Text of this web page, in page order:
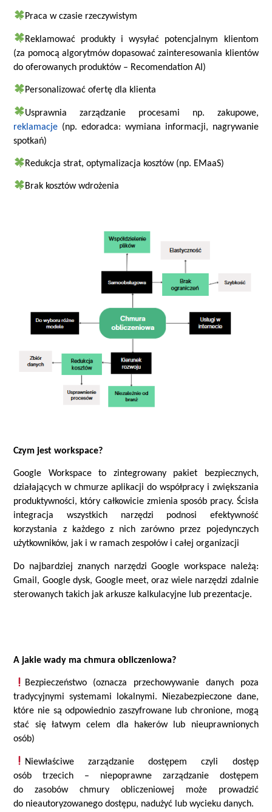
Praca w czasie rzeczywistym
Reklamować produkty i wysyłać potencjalnym klientom
(za pomocą algorytmów dopasować zainteresowania klientów
do oferowanych produktów – Recomendation AI)
Personalizować ofertę dla klienta
Usprawnia zarządzanie procesami np. zakupowe,
reklamacje (np. edoradca: wymiana informacji, nagrywanie
spotkań)
Redukcja strat, optymalizacja kosztów (np. EMaaS)
Brak kosztów wdrożenia
Czym jest workspace?
Google Workspace to zintegrowany pakiet bezpiecznych,
działających w chmurze aplikacji do współpracy i zwiększania
produktywności, który całkowicie zmienia sposób pracy. Ścisła
integracja wszystkich narzędzi podnosi efektywność
korzystania z każdego z nich zarówno przez pojedynczych
użytkowników, jak i w ramach zespołów i całej organizacji
Do najbardziej znanych narzędzi Google workspace należą:
Gmail, Google dysk, Google meet, oraz wiele narzędzi zdalnie
sterowanych takich jak arkusze kalkulacyjne lub prezentacje.
A jakie wady ma chmura obliczeniowa?
Bezpieczeństwo (oznacza przechowywanie danych poza
tradycyjnymi systemami lokalnymi. Niezabezpieczone dane,
które nie są odpowiednio zaszyfrowane lub chronione, mogą
stać się łatwym celem dla hakerów lub nieuprawnionych
osób)
Niewłaściwe zarządzanie dostępem czyli dostęp
osób trzecich – niepoprawne zarządzanie dostępem
do zasobów chmury obliczeniowej może prowadzić
do nieautoryzowanego dostępu, nadużyć lub wycieku danych.